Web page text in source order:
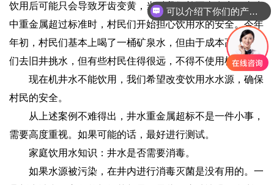
饮用后可能只会导致牙齿变黄，当时我们并不太在意。当水
中重金属超过标准时，村民们开始担心饮用水的安全。今年
年初，村民们基本上喝了一桶矿泉水，但由于成本高，村民
们去旧井挑水，但有些村民住得很远，不得不使用机井水。
现在机井水不能饮用，我们希望改变饮用水水源，确保
村民的安全。
从上述案例不难得出，井水重金属超标不是一件小事，
需要高度重视。如果可能的话，最好进行测试。
家庭饮用水知识：井水是否需要消毒。
如果水源被污染，在井内进行消毒灭菌是没有用的。一
可以介绍下你们的产品么